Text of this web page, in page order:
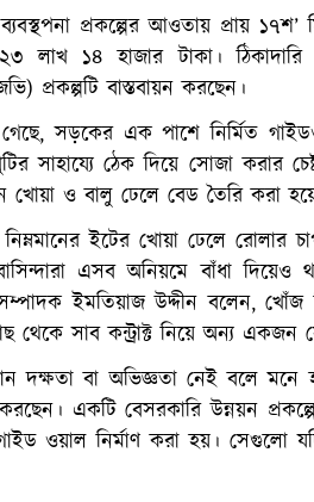
ব্যবস্থপনা প্রকল্পের আওতায় প্রায়
লাখ ১৪ হাজার টাকা। ঠিকাদারি
প্রকল্পটি বাস্তবায়ন করছেন।
সড়কের এক পাশে নির্মিত
সাহায্যে ঠেক দিয়ে সোজা
খোয়া ও বালু ঢেলে বেড তৈরি করা
ইটের খোয়া ঢেলে রোলার
এসব অনিয়মে বাঁধা দিয়েও
ইমতিয়াজ উদ্দীন বলেন,
থেকে সাব কন্ট্রাক্ট নিয়ে অন্য
বা অভিজ্ঞতা নেই বলে মনে
একটি বেসরকারি উন্নয়ন
গাইড ওয়াল নির্মাণ করা হয়। সেগুলো